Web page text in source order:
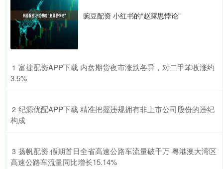
豌豆配资 小红书的“赵露思悖论”
1 ​富捷配资APP下载 内盘期货夜市涨跌各异，对二甲苯收涨约
3.5%
2 ​纪源优配APP下载 精准把握违规拥有非上市公司股份的违纪
构成
3 ​扬帆配资 假期首日全省高速公路车流量破千万 粤港澳大湾区
高速公路车流量同比增长15.14%